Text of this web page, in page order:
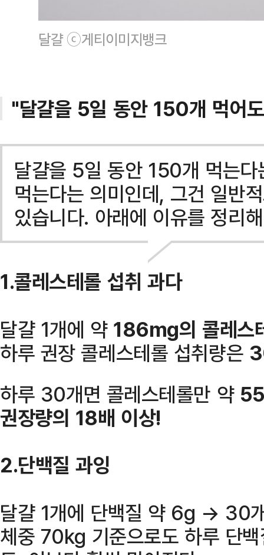
달걀 ⓒ게티이미지뱅크
"달걀을 5일 동안 150개 먹어
달걀을 5일 동안 150개 먹는
먹는다는 의미인데, 그건 일반
있습니다. 아래에 이유를 정리
1.콜레스테롤 섭취 과다
달걀 1개에 약 186mg의 콜레스
하루 권장 콜레스테롤 섭취량은
하루 30개면 콜레스테롤만 약
권장량의 18배 이상!
2.단백질 과잉
달걀 1개에 단백질 약 6g → 30
체중 70kg 기준으로도 하루 단